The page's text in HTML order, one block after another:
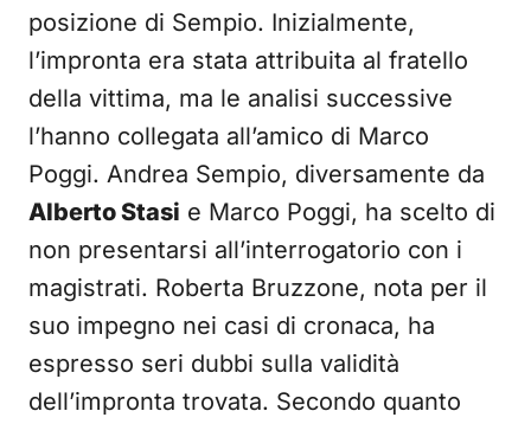
posizione di Sempio. Inizialmente,
l’impronta era stata attribuita al fratello
della vittima, ma le analisi successive
l’hanno collegata all’amico di Marco
Poggi. Andrea Sempio, diversamente da
Alberto Stasi e Marco Poggi, ha scelto di
non presentarsi all’interrogatorio con i
magistrati. Roberta Bruzzone, nota per il
suo impegno nei casi di cronaca, ha
espresso seri dubbi sulla validità
dell’impronta trovata. Secondo quanto